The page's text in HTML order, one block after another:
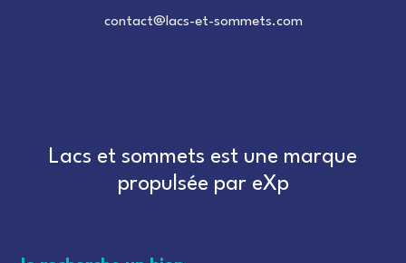
contact@lacs-et-sommets.com
Lacs et sommets est une marque
propulsée par eXp